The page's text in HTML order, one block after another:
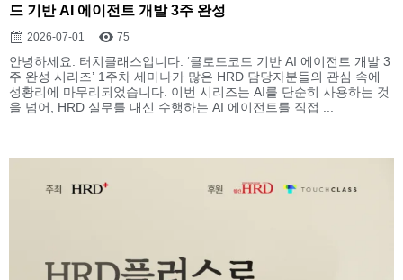
드 기반 AI 에이전트 개발 3주 완성
2026-07-01 75
안녕하세요. 터치클래스입니다. ‘클로드코드 기반 AI 에이전트 개발 3
주 완성 시리즈’ 1주차 세미나가 많은 HRD 담당자분들의 관심 속에
성황리에 마무리되었습니다. 이번 시리즈는 AI를 단순히 사용하는 것
을 넘어, HRD 실무를 대신 수행하는 AI 에이전트를 직접 ...